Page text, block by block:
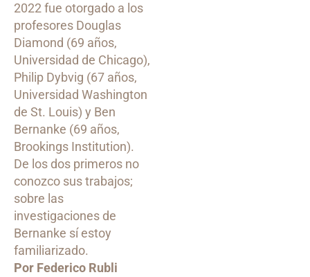
2022 fue otorgado a los
profesores Douglas
Diamond (69 años,
Universidad de Chicago),
Philip Dybvig (67 años,
Universidad Washington
de St. Louis) y Ben
Bernanke (69 años,
Brookings Institution).
De los dos primeros no
conozco sus trabajos;
sobre las
investigaciones de
Bernanke sí estoy
familiarizado.
Por Federico Rubli